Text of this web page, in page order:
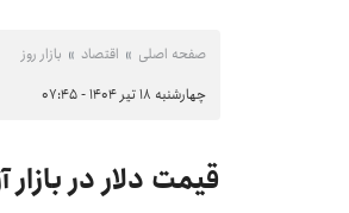
صفحه اصلی اقتصاد بازار روز
چهارشنبه ۱۸ تیر ۱۴۰۴ - ۰۷:۴۵
قیمت دلار در بازار آزاد